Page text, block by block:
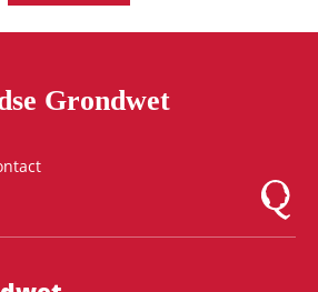
Grondwet
Logo